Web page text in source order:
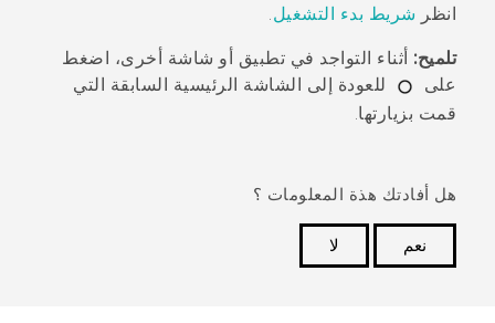
انظر شريط بدء التشغيل.
تلميح: أثناء التواجد في تطبيق أو شاشة أخرى، اضغط
على
للعودة إلى الشاشة الرئيسية السابقة التي
قمت بزيارتها.
هل أفادتك هذة المعلومات ؟
نعم
لا